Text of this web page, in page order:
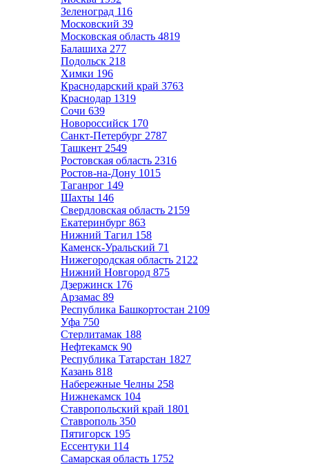
Зеленоград 116
Московский 39
Московская область 4819
Балашиха 277
Подольск 218
Химки 196
Краснодарский край 3763
Краснодар 1319
Сочи 639
Новороссийск 170
Санкт-Петербург 2787
Ташкент 2549
Ростовская область 2316
Ростов-на-Дону 1015
Таганрог 149
Шахты 146
Свердловская область 2159
Екатеринбург 863
Нижний Тагил 158
Каменск-Уральский 71
Нижегородская область 2122
Нижний Новгород 875
Дзержинск 176
Арзамас 89
Республика Башкортостан 2109
Уфа 750
Стерлитамак 188
Нефтекамск 90
Республика Татарстан 1827
Казань 818
Набережные Челны 258
Нижнекамск 104
Ставропольский край 1801
Ставрополь 350
Пятигорск 195
Ессентуки 114
Самарская область 1752